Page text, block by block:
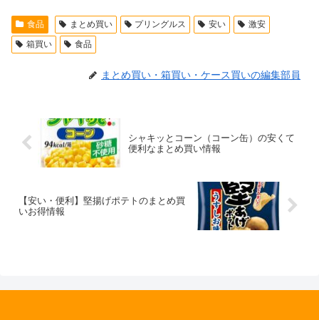
食品 まとめ買い プリングルス 安い
激安
箱買い
食品
まとめ買い・箱買い・ケース買いの編集部員
シャキッとコーン（コーン缶）の安くて
便利なまとめ買い情報
【安い・便利】堅揚げポテトのまとめ買
いお得情報